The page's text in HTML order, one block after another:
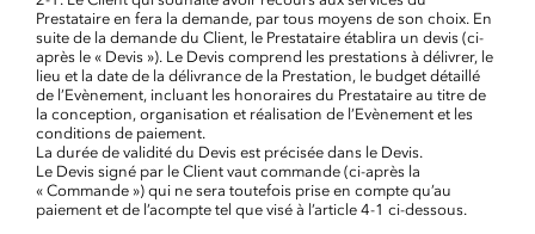
Prestataire en fera la demande, par tous moyens de son choix. En
suite de la demande du Client, le Prestataire établira un devis (ci-
après le « Devis »). Le Devis comprend les prestations à délivrer, le
lieu et la date de la délivrance de la Prestation, le budget détaillé
de l’Evènement, incluant les honoraires du Prestataire au titre de
la conception, organisation et réalisation de l’Evènement et les
conditions de paiement.
La durée de validité du Devis est précisée dans le Devis.
Le Devis signé par le Client vaut commande (ci-après la
« Commande ») qui ne sera toutefois prise en compte qu’au
paiement et de l’acompte tel que visé à l’article 4-1 ci-dessous.